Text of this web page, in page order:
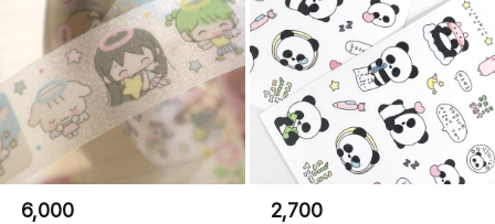
6,000 2,700